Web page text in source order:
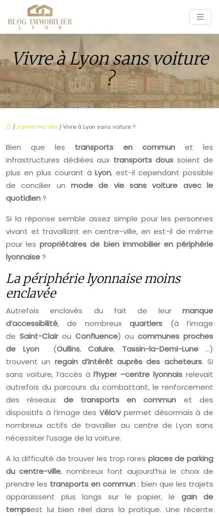
Vivre à Lyon sans voiture
?
/ J’aime ma ville / Vivre à Lyon sans voiture ?
Bien que les transports en commun et les
infrastructures dédiées aux transports douxsoient de
plus en plus courant àLyon, est-il cependant possible
de concilier un mode de vie sans voiture avec le
quotidien?
Si la réponse semble assez simple pour les personnes
vivant et travaillant en centre-ville, en est-il de même
pour lespropriétaires de bien immobilier en périphérie
lyonnaise?
La périphérie lyonnaise moins
enclavée
Autrefois enclavés du fait de leur manque
d’accessibilité, de nombreuxquartiers (à l’image
de Saint-Clairou Confluence) oucommunes proches
de Lyon(Oullins, Caluire, Tassin-la-Demi-Lune…)
trouvent un regain d’intérêt auprès des acheteurs. Si
sans voiture, l’accès àl’hyper –centre lyonnais relevait
autrefois du parcours du combattant, le renforcement
des réseaux de transports en commun et des
dispositifs à l’image des Vélo’v permet désormais à de
nombreux actifs de travailler au centre de Lyon sans
nécessiter l’usage de la voiture.
A la difficulté de trouver les trop rares places de parking
du centre-ville, nombreux font aujourd’hui le choix de
prendre les transports en commun: bien que les trajets
apparaissent plus longs sur le papier, legain de
tempsest lui bien réel dans la pratique. Une récente